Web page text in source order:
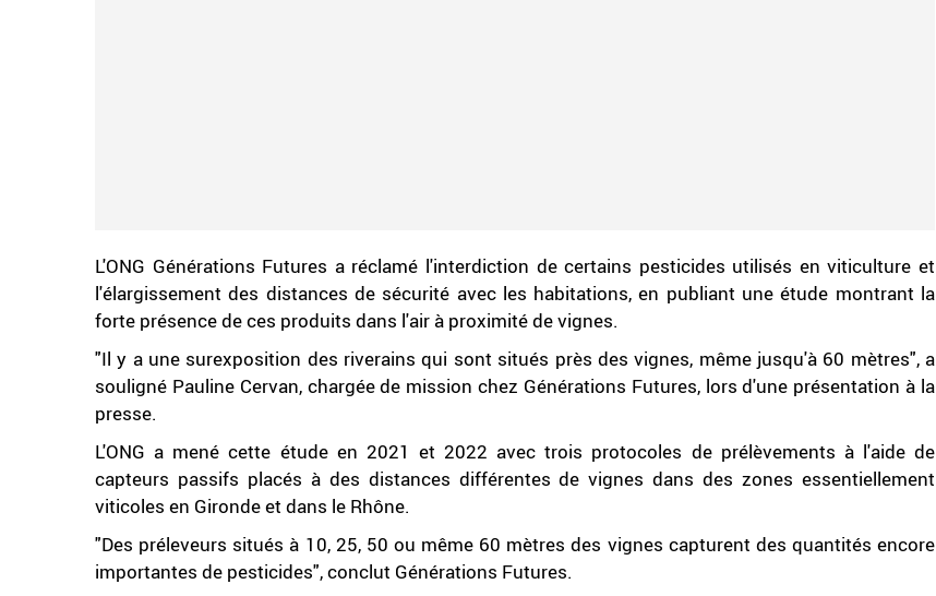
L'ONG Générations Futures a réclamé l'interdiction de certains pesticides utilisés en viticulture et
l'élargissement des distances de sécurité avec les habitations, en publiant une étude montrant la
forte présence de ces produits dans l'air à proximité de vignes.
"Il y a une surexposition des riverains qui sont situés près des vignes, même jusqu'à 60 mètres", a
souligné Pauline Cervan, chargée de mission chez Générations Futures, lors d'une présentation à la
presse.
L'ONG a mené cette étude en 2021 et 2022 avec trois protocoles de prélèvements à l'aide de
capteurs passifs placés à des distances différentes de vignes dans des zones essentiellement
viticoles en Gironde et dans le Rhône.
"Des préleveurs situés à 10, 25, 50 ou même 60 mètres des vignes capturent des quantités encore
importantes de pesticides", conclut Générations Futures.